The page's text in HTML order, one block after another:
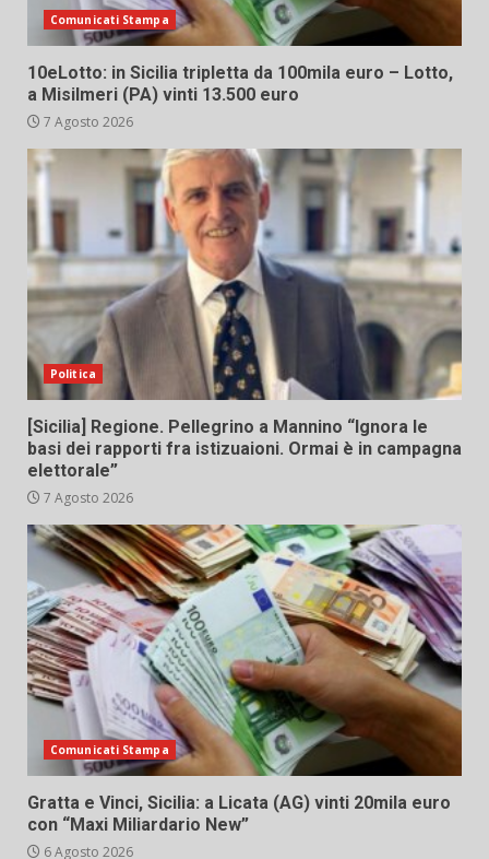
Comunicati Stampa
10eLotto: in Sicilia tripletta da 100mila euro – Lotto,
a Misilmeri (PA) vinti 13.500 euro
7 Agosto 2026
Politica
[Sicilia] Regione. Pellegrino a Mannino “Ignora le
basi dei rapporti fra istizuaioni. Ormai è in campagna
elettorale”
7 Agosto 2026
Comunicati Stampa
Gratta e Vinci, Sicilia: a Licata (AG) vinti 20mila euro
con “Maxi Miliardario New”
6 Agosto 2026